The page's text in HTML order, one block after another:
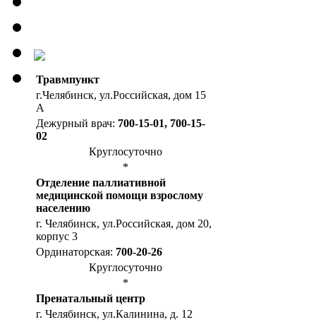
Травмпункт
г.Челябинск, ул.Российская, дом 15
А
Дежурный врач: 700-15-01, 700-15-
02
Круглосуточно
*
Отделение паллиативной
медицинской помощи взрослому
населению
г. Челябинск, ул.Российская, дом 20,
корпус 3
Ординаторская: 700-20-26
Круглосуточно
*
Пренатальный центр
г. Челябинск, ул.Калинина, д. 12